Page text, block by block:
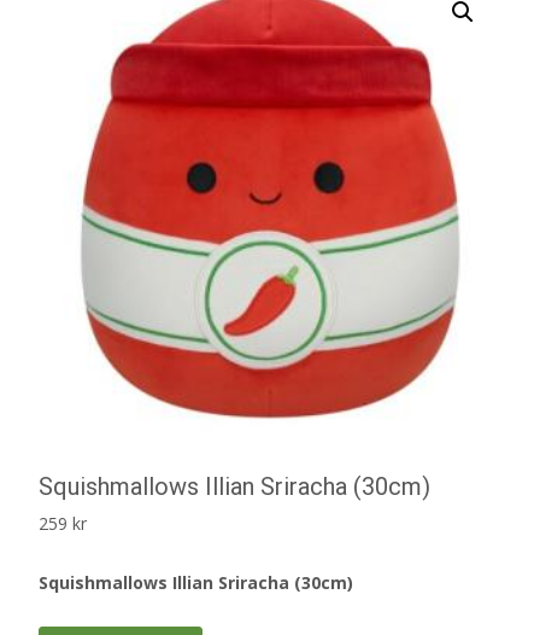
Squishmallows Illian Sriracha (30cm)
259 kr
Squishmallows Illian Sriracha (30cm)